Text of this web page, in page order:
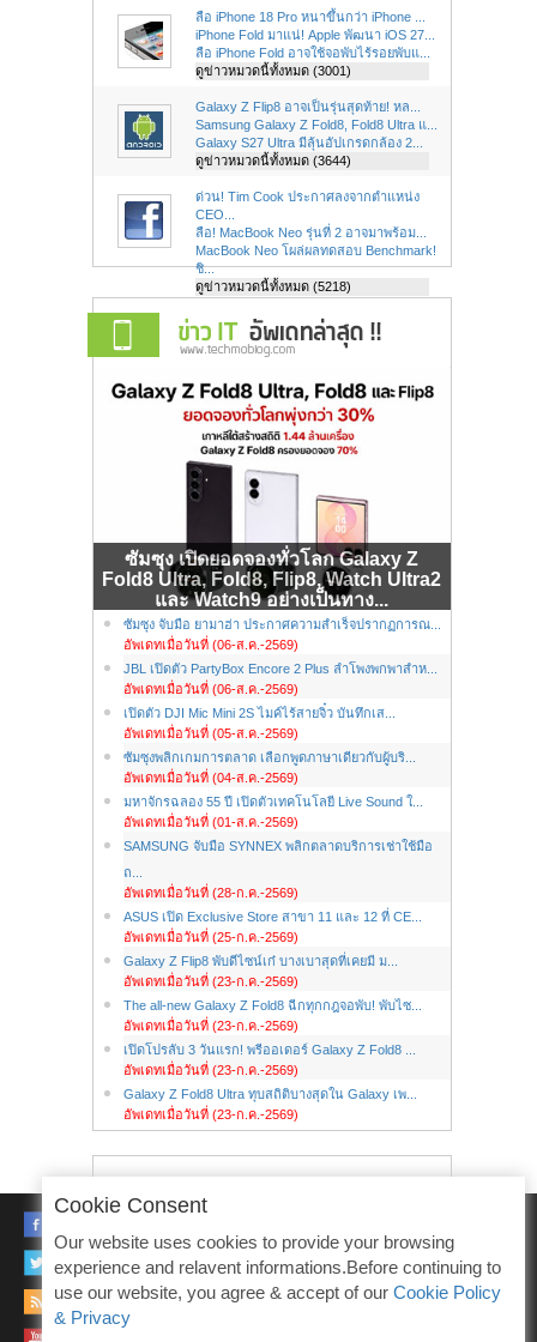
ลือ iPhone 18 Pro หนาขึ้นกว่า iPhone ...
iPhone Fold มาแน่! Apple พัฒนา iOS 27...
ลือ iPhone Fold อาจใช้จอพับไร้รอยพับแ...
ดูข่าวหมวดนี้ทั้งหมด (3001)
Galaxy Z Flip8 อาจเป็นรุ่นสุดท้าย! หล...
Samsung Galaxy Z Fold8, Fold8 Ultra แ...
Galaxy S27 Ultra มีลุ้นอัปเกรดกล้อง 2...
ดูข่าวหมวดนี้ทั้งหมด (3644)
ด่วน! Tim Cook ประกาศลงจากตำแหน่ง
CEO...
ลือ! MacBook Neo รุ่นที่ 2 อาจมาพร้อม...
MacBook Neo โผล่ผลทดสอบ Benchmark!
ชิ...
ดูข่าวหมวดนี้ทั้งหมด (5218)
ซัมซุง เปิดยอดจองทั่วโลก Galaxy Z
Fold8 Ultra, Fold8, Flip8, Watch Ultra2
และ Watch9 อย่างเป็นทาง...
ซัมซุง จับมือ ยามาฮ่า ประกาศความสำเร็จปรากฏการณ...
อัพเดทเมื่อวันที่ (06-ส.ค.-2569)
JBL เปิดตัว PartyBox Encore 2 Plus ลำโพงพกพาสำห...
อัพเดทเมื่อวันที่ (06-ส.ค.-2569)
เปิดตัว DJI Mic Mini 2S ไมค์ไร้สายจิ๋ว บันทึกเส...
อัพเดทเมื่อวันที่ (05-ส.ค.-2569)
ซัมซุงพลิกเกมการตลาด เลือกพูดภาษาเดียวกับผู้บริ...
อัพเดทเมื่อวันที่ (04-ส.ค.-2569)
มหาจักรฉลอง 55 ปี เปิดตัวเทคโนโลยี Live Sound ใ...
อัพเดทเมื่อวันที่ (01-ส.ค.-2569)
SAMSUNG จับมือ SYNNEX พลิกตลาดบริการเช่าใช้มือ
ถ...
อัพเดทเมื่อวันที่ (28-ก.ค.-2569)
ASUS เปิด Exclusive Store สาขา 11 และ 12 ที่ CE...
อัพเดทเมื่อวันที่ (25-ก.ค.-2569)
Galaxy Z Flip8 พับดีไซน์เก๋ บางเบาสุดที่เคยมี ม...
อัพเดทเมื่อวันที่ (23-ก.ค.-2569)
The all-new Galaxy Z Fold8 ฉีกทุกกฎจอพับ! พับไซ...
อัพเดทเมื่อวันที่ (23-ก.ค.-2569)
เปิดโปรลับ 3 วันแรก! พรีออเดอร์ Galaxy Z Fold8 ...
อัพเดทเมื่อวันที่ (23-ก.ค.-2569)
Galaxy Z Fold8 Ultra ทุบสถิติบางสุดใน Galaxy เพ...
อัพเดทเมื่อวันที่ (23-ก.ค.-2569)
TWITTER
RSS
Cookie Consent
Our website uses cookies to provide your browsing
experience and relavent informations.Before continuing to
use our website, you agree & accept of our Cookie Policy
& Privacy